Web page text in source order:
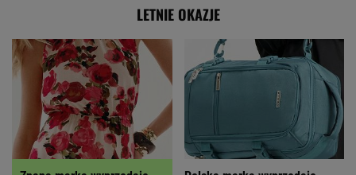
LETNIE OKAZJE